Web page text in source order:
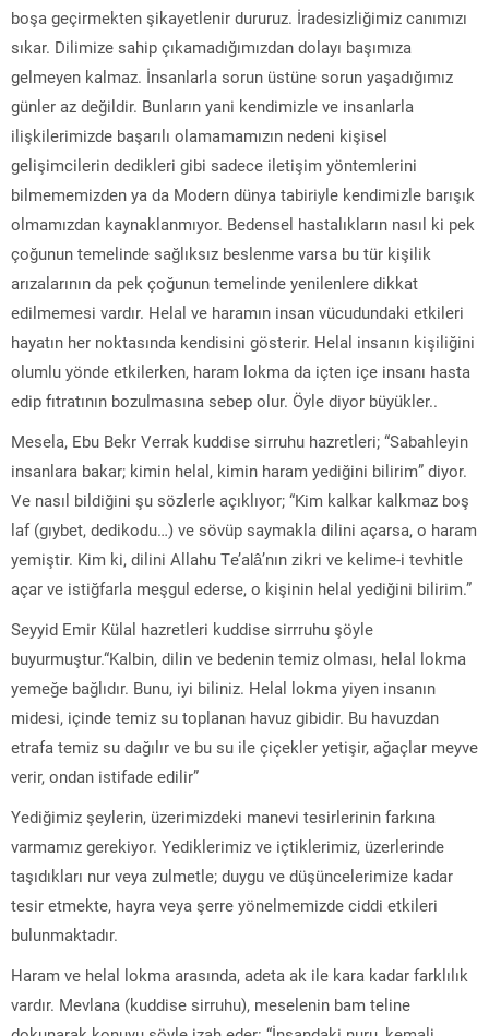
boşa geçirmekten şikayetlenir dururuz. İradesizliğimiz canımızı
sıkar. Dilimize sahip çıkamadığımızdan dolayı başımıza
gelmeyen kalmaz. İnsanlarla sorun üstüne sorun yaşadığımız
günler az değildir. Bunların yani kendimizle ve insanlarla
ilişkilerimizde başarılı olamamamızın nedeni kişisel
gelişimcilerin dedikleri gibi sadece iletişim yöntemlerini
bilmememizden ya da Modern dünya tabiriyle kendimizle barışık
olmamızdan kaynaklanmıyor. Bedensel hastalıkların nasıl ki pek
çoğunun temelinde sağlıksız beslenme varsa bu tür kişilik
arızalarının da pek çoğunun temelinde yenilenlere dikkat
edilmemesi vardır. Helal ve haramın insan vücudundaki etkileri
hayatın her noktasında kendisini gösterir. Helal insanın kişiliğini
olumlu yönde etkilerken, haram lokma da içten içe insanı hasta
edip fıtratının bozulmasına sebep olur. Öyle diyor büyükler..
Mesela, Ebu Bekr Verrak kuddise sirruhu hazretleri; “Sabahleyin
insanlara bakar; kimin helal, kimin haram yediğini bilirim” diyor.
Ve nasıl bildiğini şu sözlerle açıklıyor; “Kim kalkar kalkmaz boş
laf (gıybet, dedikodu…) ve sövüp saymakla dilini açarsa, o haram
yemiştir. Kim ki, dilini Allahu Te’alâ’nın zikri ve kelime-i tevhitle
açar ve istiğfarla meşgul ederse, o kişinin helal yediğini bilirim.”
Seyyid Emir Külal hazretleri kuddise sirrruhu şöyle
buyurmuştur.“Kalbin, dilin ve bedenin temiz olması, helal lokma
yemeğe bağlıdır. Bunu, iyi biliniz. Helal lokma yiyen insanın
midesi, içinde temiz su toplanan havuz gibidir. Bu havuzdan
etrafa temiz su dağılır ve bu su ile çiçekler yetişir, ağaçlar meyve
verir, ondan istifade edilir”
Yediğimiz şeylerin, üzerimizdeki manevi tesirlerinin farkına
varmamız gerekiyor. Yediklerimiz ve içtiklerimiz, üzerlerinde
taşıdıkları nur veya zulmetle; duygu ve düşüncelerimize kadar
tesir etmekte, hayra veya şerre yönelmemizde ciddi etkileri
bulunmaktadır.
Haram ve helal lokma arasında, adeta ak ile kara kadar farklılık
vardır. Mevlana (kuddise sirruhu), meselenin bam teline